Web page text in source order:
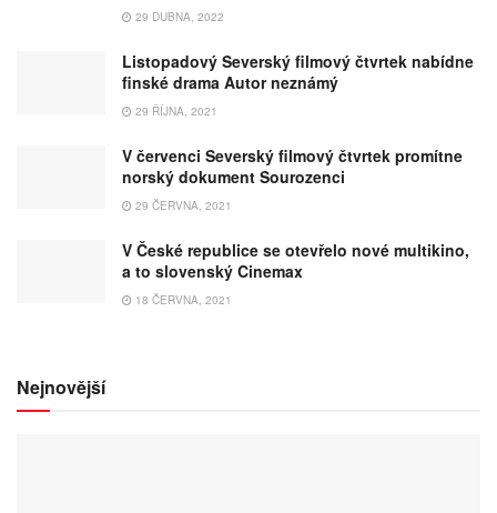
29 DUBNA, 2022
Listopadový Severský filmový čtvrtek nabídne
finské drama Autor neznámý
29 ŘÍJNA, 2021
V červenci Severský filmový čtvrtek promítne
norský dokument Sourozenci
29 ČERVNA, 2021
V České republice se otevřelo nové multikino,
a to slovenský Cinemax
18 ČERVNA, 2021
Nejnovější